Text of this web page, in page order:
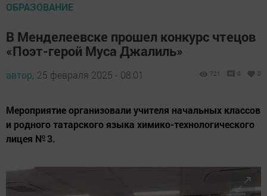
ОБРАЗОВАНИЕ
В Менделеевске прошел конкурс чтецов
«Поэт-герой Муса Джалиль»
автор, 25 февраля 2025 - 08:01 721 0 0
Мероприятие организовали учителя начальных классов
и родного татарского языка химико-технологического
лицея № 3.